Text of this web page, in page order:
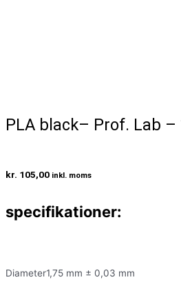
PLA black– Prof. Lab –
kr. 105,00 inkl. moms
specifikationer:
Diameter1,75 mm ± 0,03 mm